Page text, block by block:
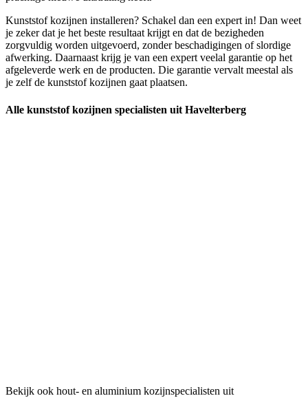
Kunststof kozijnen installeren? Schakel dan een expert in! Dan weet
je zeker dat je het beste resultaat krijgt en dat de bezigheden
zorgvuldig worden uitgevoerd, zonder beschadigingen of slordige
afwerking. Daarnaast krijg je van een expert veelal garantie op het
afgeleverde werk en de producten. Die garantie vervalt meestal als
je zelf de kunststof kozijnen gaat plaatsen.
Alle kunststof kozijnen specialisten uit Havelterberg
Bekijk ook hout- en aluminium kozijnspecialisten uit